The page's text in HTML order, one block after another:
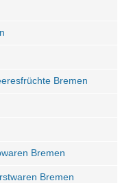
Bremen
Bremen
Bremen